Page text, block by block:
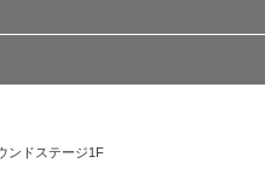
ンドステージ1F